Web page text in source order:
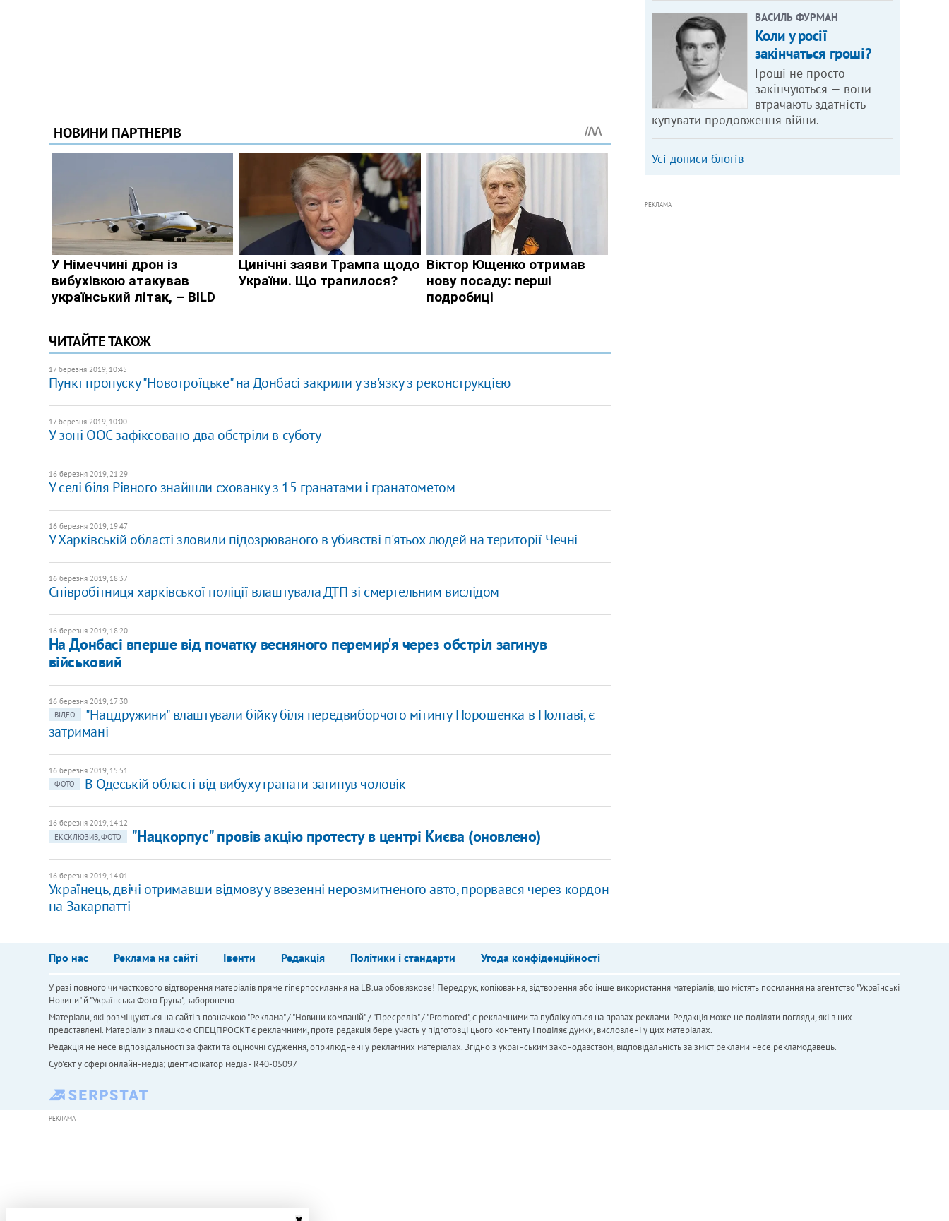
ЧИТАЙТЕ ТАКОЖ
17 березня 2019, 10:45
Пункт пропуску "Новотроїцьке" на Донбасі закрили у зв'язку з реконструкцією
17 березня 2019, 10:00
У зоні ООС зафіксовано два обстріли в суботу
16 березня 2019, 21:29
У селі біля Рівного знайшли схованку з 15 гранатами і гранатометом
16 березня 2019, 19:47
У Харківській області зловили підозрюваного в убивстві п'ятьох людей на території Чечні
16 березня 2019, 18:37
Співробітниця харківської поліції влаштувала ДТП зі смертельним вислідом
16 березня 2019, 18:20
На Донбасі вперше від початку весняного перемир'я через обстріл загинув
військовий
16 березня 2019, 17:30
ВІДЕО
"Нацдружини" влаштували бійку біля передвиборчого мітингу Порошенка в Полтаві, є
затримані
16 березня 2019, 15:51
ФОТО
В Одеській області від вибуху гранати загинув чоловік
16 березня 2019, 14:12
ЕКСКЛЮЗИВ, ФОТО
"Нацкорпус" провів акцію протесту в центрі Києва (оновлено)
16 березня 2019, 14:01
Українець, двічі отримавши відмову у ввезенні нерозмитненого авто, прорвався через кордон
на Закарпатті
ВАСИЛЬ ФУРМАН
Коли у росії
закінчаться гроші?
Гроші не просто
закінчуються — вони
втрачають здатність
купувати продовження війни.
Усі дописи блогів
РЕКЛАМА
Про нас Реклама на сайті Івенти Редакція Політики і стандарти Угода конфіденційності
У разі повного чи часткового відтворення матеріалів пряме гіперпосилання на LB.ua обов'язкове! Передрук, копіювання, відтворення або інше використання матеріалів, що містять посилання на агентство "Українськi
Новини" й "Українська Фото Група", заборонено.
Матеріали, які розміщуються на сайті з позначкою "Реклама" / "Новини компаній" / "Пресреліз" / "Promoted", є рекламними та публікуються на правах реклами. Редакція може не поділяти погляди, які в них
представлені. Матеріали з плашкою СПЕЦПРОЄКТ є рекламними, проте редакція бере участь у підготовці цього контенту і поділяє думки, висловлені у цих матеріалах.
Редакція не несе відповідальності за факти та оціночні судження, оприлюднені у рекламних матеріалах. Згідно з українським законодавством, відповідальність за зміст реклами несе рекламодавець.
Cуб'єкт у сфері онлайн-медіа; ідентифікатор медіа - R40-05097
РЕКЛАМА